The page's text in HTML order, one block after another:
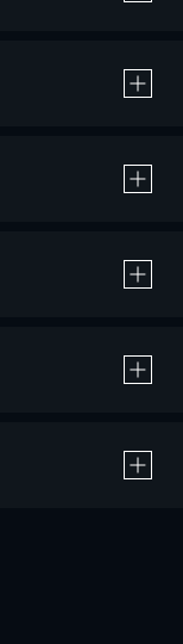
の購入 / レンタルです。